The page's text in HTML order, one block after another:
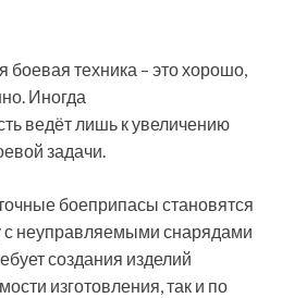
техника – это хорошо,
Иногда
ведёт лишь к увеличению
задачи.
боеприпасы становятся
с неуправляемыми снарядами
создания изделий
изготовления, так и по